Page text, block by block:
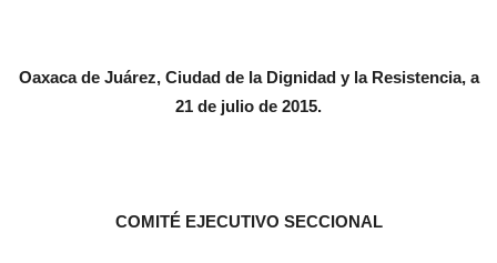
Oaxaca de Juárez, Ciudad de la Dignidad y la Resistencia, a
21 de julio de 2015.
COMITÉ EJECUTIVO SECCIONAL